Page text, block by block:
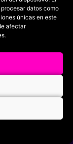
datos como
únicas en este
afectar